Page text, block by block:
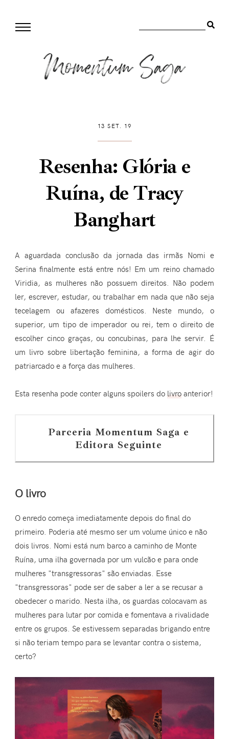
13 SET. 19
Resenha: Glória e
Ruína, de Tracy
Banghart
A aguardada conclusão da jornada das irmãs Nomi e
Serina finalmente está entre nós! Em um reino chamado
Viridia, as mulheres não possuem direitos. Não podem
ler, escrever, estudar, ou trabalhar em nada que não seja
tecelagem ou afazeres domésticos. Neste mundo, o
superior, um tipo de imperador ou rei, tem o direito de
escolher cinco graças, ou concubinas, para lhe servir. É
um livro sobre libertação feminina, a forma de agir do
patriarcado e a força das mulheres.
Esta resenha pode conter alguns spoilers do livro anterior!
Parceria Momentum Saga e
Editora Seguinte
O livro
O enredo começa imediatamente depois do final do
primeiro. Poderia até mesmo ser um volume único e não
dois livros. Nomi está num barco a caminho de Monte
Ruína, uma ilha governada por um vulcão e para onde
mulheres "transgressoras" são enviadas. Esse
"transgressoras" pode ser de saber a ler a se recusar a
obedecer o marido. Nesta ilha, os guardas colocavam as
mulheres para lutar por comida e fomentava a rivalidade
entre os grupos. Se estivessem separadas brigando entre
si não teriam tempo para se levantar contra o sistema,
certo?